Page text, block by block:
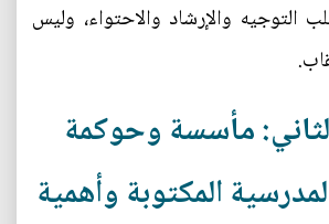
التوجيه والإرشاد والاحتواء، وليس
مأسسة وحوكمة
المكتوبة وأهمية